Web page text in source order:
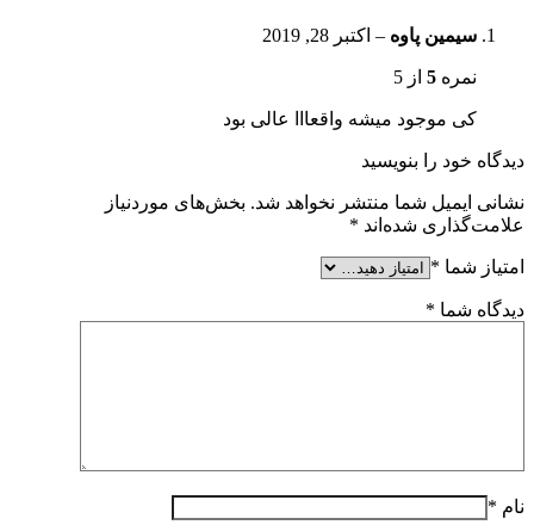
سیمین پاوه – اکتبر 28, 2019
نمره 5 از 5
کی موجود میشه واقعااا عالی بود
دیدگاه خود را بنویسید
نشانی ایمیل شما منتشر نخواهد شد. بخش‌های موردنیاز
علامت‌گذاری شده‌اند *
امتیاز شما *
دیدگاه شما *
نام *